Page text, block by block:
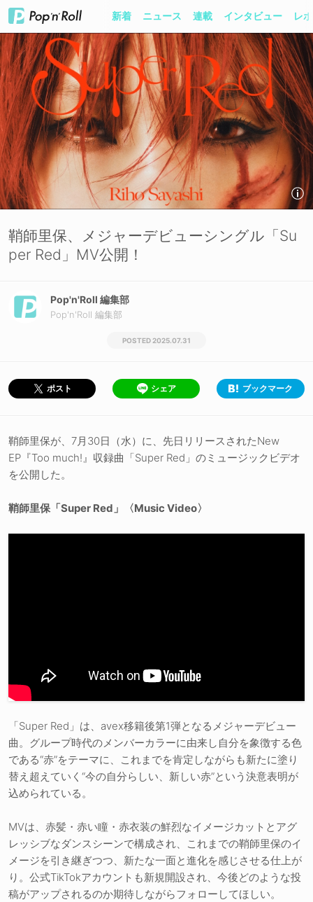
新着 ニュース 連載 インタビュー レ
鞘師里保、メジャーデビューシングル「Su
per Red」MV公開！
Pop'n'Roll 編集部
Pop'n'Roll 編集部
2025.07.31
ポスト シェア ブックマーク
鞘師里保が、7月30日（水）に、先日リリースされたNew
EP『Too much!』収録曲「Super Red」のミュージックビデオ
を公開した。
鞘師里保「Super Red」〈Music Video〉
「Super Red」は、avex移籍後第1弾となるメジャーデビュー
曲。グループ時代のメンバーカラーに由来し自分を象徴する色
である“赤”をテーマに、これまでを肯定しながらも新たに塗り
替え超えていく“今の自分らしい、新しい赤”という決意表明が
込められている。
MVは、赤髪・赤い瞳・赤衣装の鮮烈なイメージカットとアグ
レッシブなダンスシーンで構成され、これまでの鞘師里保のイ
メージを引き継ぎつつ、新たな一面と進化を感じさせる仕上が
り。公式TikTokアカウントも新規開設され、今後どのような投
稿がアップされるのか期待しながらフォローしてほしい。